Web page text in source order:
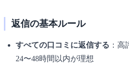
返信の基本ルール
すべての口コミに返信する ：高
24〜48時間以内が理想